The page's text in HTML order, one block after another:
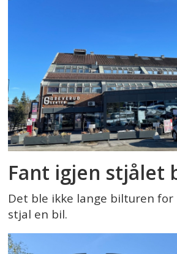
Fant igjen stjålet
Det ble ikke lange bilturen
stjal en bil.